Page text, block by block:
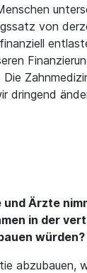
von
dringend
Ärzte
in der
würden?